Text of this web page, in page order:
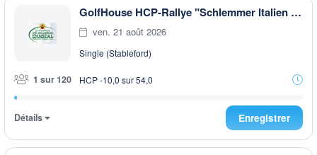
GolfHouse HCP-Rallye "Schlemmer Italien Style " AFTER WORK
ven. 21 août 2026
Single (Stableford)
1 sur 120 HCP -10,0 sur 54,0
Détails Enregistrer